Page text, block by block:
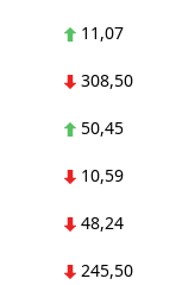
11,07
308,50
50,45
10,59
48,24
245,50